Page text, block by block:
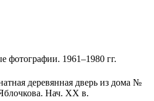
фотографии. 1961–1980 гг.
деревянная дверь из дома №
Нач. ХХ в.